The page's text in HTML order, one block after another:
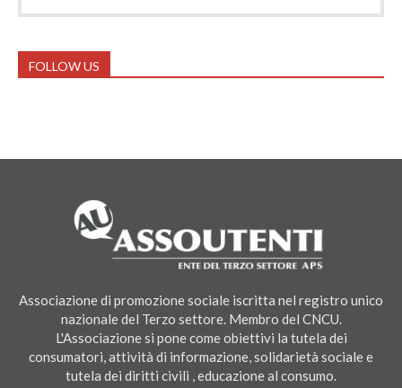
FOLLOW US
Associazione di promozione sociale iscritta nel registro unico
nazionale del Terzo settore. Membro del CNCU.
L'Associazione si pone come obiettivi la tutela dei
consumatori, attività di informazione, solidarietà sociale e
tutela dei diritti civili , educazione al consumo.